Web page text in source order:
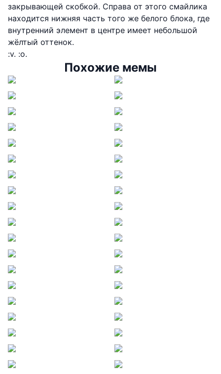
закрывающей скобкой. Справа от этого смайлика
находится нижняя часть того же белого блока, где
внутренний элемент в центре имеет небольшой
жёлтый оттенок.
:v. :o.
Похожие мемы